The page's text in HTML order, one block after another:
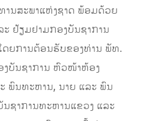
ານສະພາແຫ່ງຊາດ ພ້ອມດ້ວຍ
ະ ຢ້ຽມຢາມກອງບັນຊາການ
ດຍການຕ້ອນຮັບຂອງທ່ານ ພັທ.
ບັນຊາການ ຫົວໜ້າຫ້ອງ
ພົນທະຫານ, ນາຍ ແລະ ພົນ
ຊາການທະຫານແຂວງ ແລະ